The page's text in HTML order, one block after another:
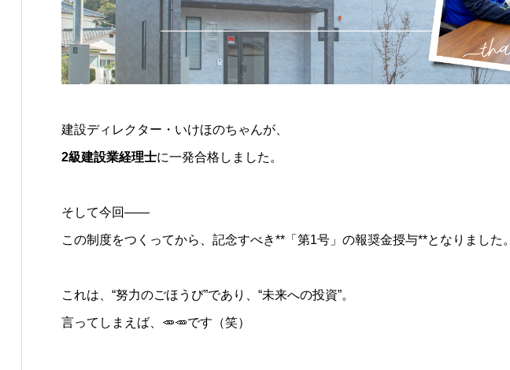
建設ディレクター・いけほのちゃんが、
2級建設業経理士に一発合格しました。
そして今回――
この制度をつくってから、記念すべき**「第1号」の報奨金授与**となりました。
これは、“努力のごほうび”であり、“未来への投資”。
言ってしまえば、🥕🥕です（笑）